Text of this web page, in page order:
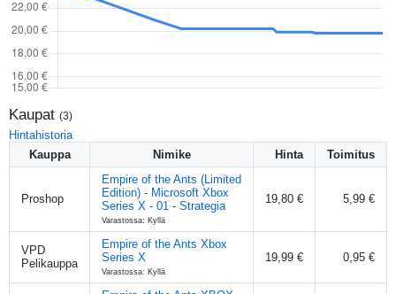
Kaupat (3)
Hintahistoria
Kauppa
Nimike Hinta Toimitus
Proshop
Empire of the Ants (Limited
Edition) - Microsoft Xbox
Series X - 01 - Strategia
Varastossa: Kyllä
19,80 € 5,99 €
VPD
Pelikauppa
Empire of the Ants Xbox
Series X
Varastossa: Kyllä
19,99 € 0,95 €